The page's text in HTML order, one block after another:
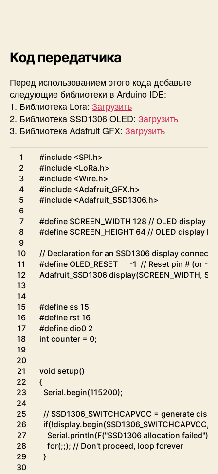
Код передатчика
Перед использованием этого кода добавьте
следующие библиотеки в Arduino IDE:
1. Библиотека Lora: Загрузить
2. Библиотека SSD1306 OLED: Загрузить
3. Библиотека Adafruit GFX: Загрузить
1
2
3
4
5
6
7
8
9
10
11
12
13
14
15
16
17
18
19
20
21
22
23
24
25
26
27
28
29
30
#include <SPI.h>
#include <LoRa.h>
#include <Wire.h>
#include <Adafruit_GFX.h>
#include <Adafruit_SSD1306.h>
#define SCREEN_WIDTH 128 // OLED display
#define SCREEN_HEIGHT 64 // OLED display
// Declaration for an SSD1306 display
#define OLED_RESET      -1  // Reset pin # (or
Adafruit SSD1306 display(SCREEN_WIDTH,
#define ss 15
#define rst 16
#define dio0 2
int counter = 0;
void setup()
{
Serial.begin(115200);
// SSD1306_SWITCHCAPVCC = generate
if(!display.begin(SSD1306_SWITCHCAPVCC,
Serial.println(F("SSD1306 allocation failed")
for(;;); // Don't proceed, loop forever
}